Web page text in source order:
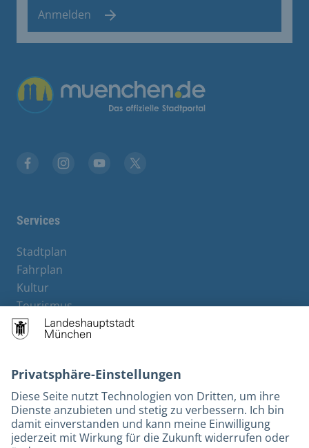
Anmelden
Übergreifende Links
Services
Stadtplan
Fahrplan
Kultur
Tourismus
M-Strom
Bürgerservice
Rechtliches und Kontakt
Barrierefreiheit